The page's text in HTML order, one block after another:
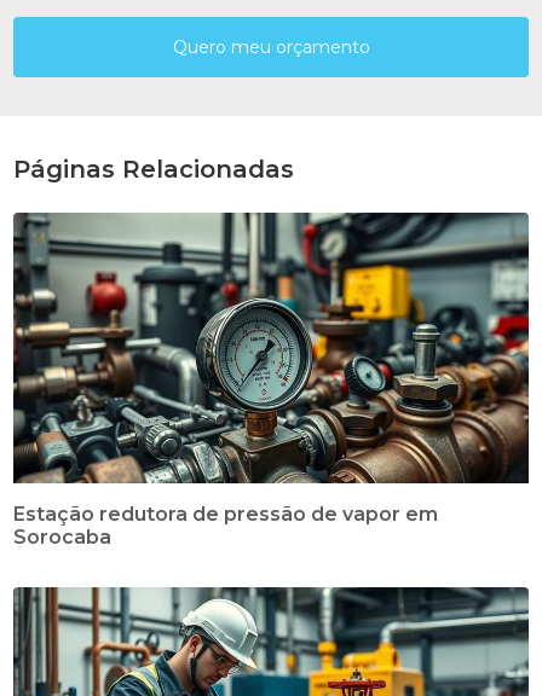
Quero meu orçamento
Páginas Relacionadas
Estação redutora de pressão de vapor em
Sorocaba